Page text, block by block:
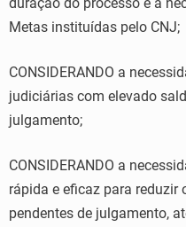
Metas instituídas pelo CNJ;
CONSIDERANDO a
judiciárias com elevado
julgamento;
CONSIDERANDO a
rápida e eficaz para reduzir
pendentes de julgamento,